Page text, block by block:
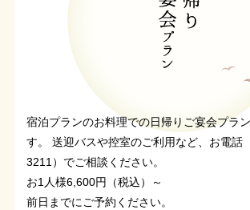
宿泊プランのお料理での日帰りご宴会プラ
す。 送迎バスや控室のご利用など、お電話
3211）でご相談ください。
お1人様6,600円（税込）～
前日までにご予約ください。